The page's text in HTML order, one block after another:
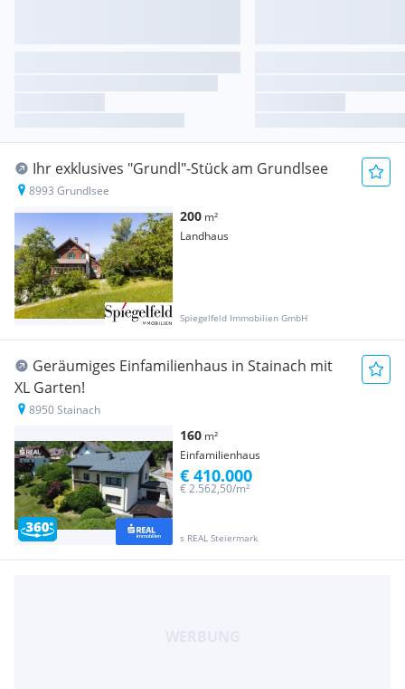
Ihr exklusives "Grundl"-Stück am Grundlsee
8993 Grundlsee
200 m²
Landhaus
Spiegelfeld Immobilien GmbH
Geräumiges Einfamilienhaus in Stainach mit
XL Garten!
8950 Stainach
160 m²
Einfamilienhaus
s REAL Steiermark
€ 2.562,50/m²
€ 410.000